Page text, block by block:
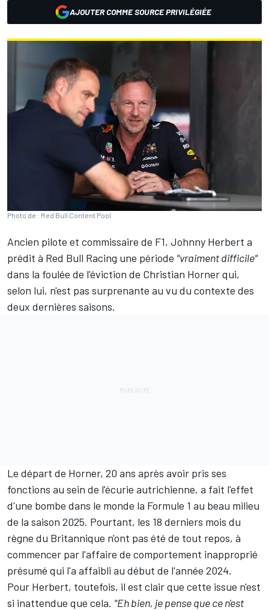
AJOUTER COMME SOURCE PRIVILÉGIÉE
Photo de : Red Bull Content Pool
Ancien pilote et commissaire de F1, Johnny Herbert a
prédit à Red Bull Racing une période "vraiment difficile"
dans la foulée de l'éviction de Christian Horner qui,
selon lui, n'est pas surprenante au vu du contexte des
deux dernières saisons.
Le départ de Horner, 20 ans après avoir pris ses
fonctions au sein de l'écurie autrichienne, a fait l'effet
d'une bombe dans le monde la Formule 1 au beau milieu
de la saison 2025. Pourtant, les 18 derniers mois du
règne du Britannique n'ont pas été de tout repos, à
commencer par l'affaire de comportement inapproprié
présumé qui l'a affaibli au début de l'année 2024.
Pour Herbert, toutefois, il est clair que cette issue n'est
si inattendue que cela. "Eh bien, je pense que ce n'est